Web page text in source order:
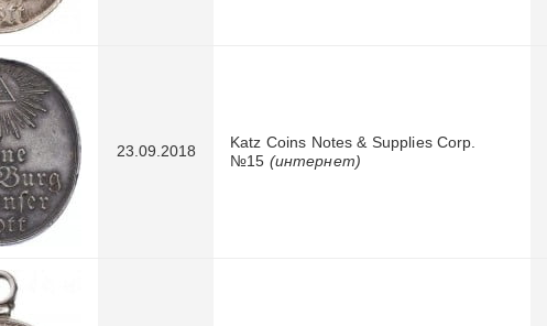
23.09.2018
Katz Coins Notes & Supplies Corp.
№15 (интернет)